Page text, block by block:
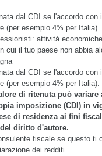
dal CDI se l'accordo con
(per esempio 4% per Italia).
attività economiche
cui il tuo paese non abbia
dal CDI se l'accordo con
(per esempio 4% per Italia).
di ritenuta può variare
imposizione (CDI) in
di residenza ai fini
diritto d'autore.
fiscale se questo ti
dei redditi.